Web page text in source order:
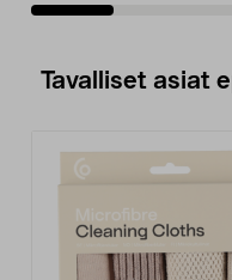
Tavalliset asiat